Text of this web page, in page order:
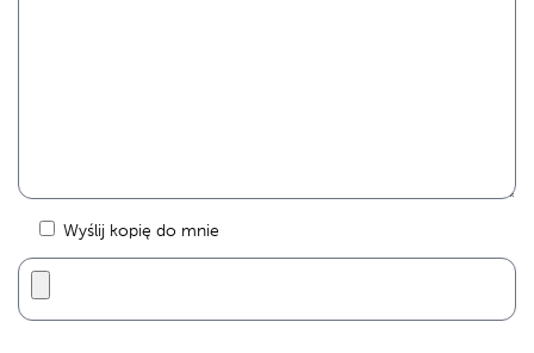
Wyślij kopię do mnie